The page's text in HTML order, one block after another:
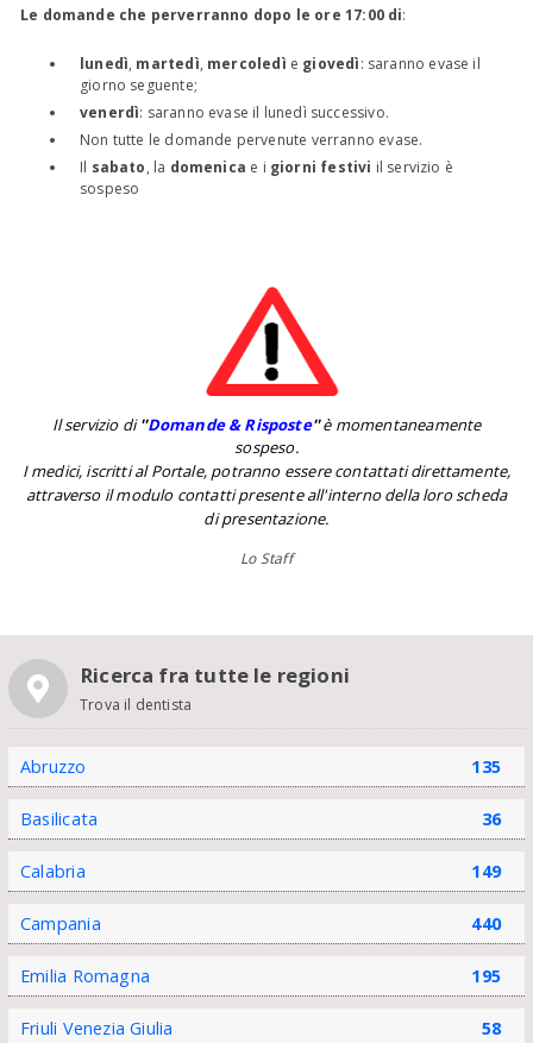
Le domande che perverranno dopo le ore 17:00 di:
lunedì, martedì, mercoledì e giovedì: saranno evase il
giorno seguente;
venerdì: saranno evase il lunedì successivo.
Non tutte le domande pervenute verranno evase.
Il sabato, la domenica e i giorni festivi il servizio è
sospeso
Il servizio di''Domande & Risposte''è momentaneamente
sospeso.
I medici, iscritti al Portale, potranno essere contattati direttamente,
attraverso il modulo contatti presente all'interno della loro scheda
di presentazione.
Lo Staff
Ricerca fra tutte le regioni
Trova il dentista
Abruzzo 135
Basilicata 36
Calabria 149
Campania 440
Emilia Romagna 195
Friuli Venezia Giulia 58